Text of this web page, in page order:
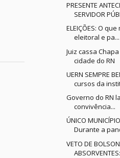
PRESENTE
SERVIDOR
ELEIÇÕES: O
eleitoral e pa...
Juiz cassa
cidade do RN
UERN SEMPRE
cursos da
Governo do RN
convivência...
ÚNICO
Durante a
VETO DE